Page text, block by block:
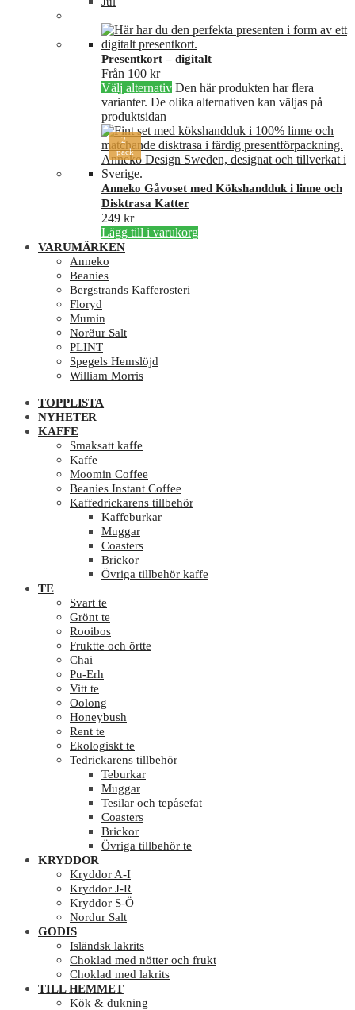
Presentkort – digitalt
Från 100 kr
Välj alternativ Den här produkten har flera
varianter. De olika alternativen kan väljas på
produktsidan
2-
pack
Anneko Gåvoset med Kökshandduk i linne och
Disktrasa Katter
249 kr
Lägg till i varukorg
VARUMÄRKEN
Anneko
Beanies
Bergstrands Kafferosteri
Floryd
Mumin
Norður Salt
PLINT
Spegels Hemslöjd
William Morris
TOPPLISTA
NYHETER
KAFFE
Smaksatt kaffe
Kaffe
Moomin Coffee
Beanies Instant Coffee
Kaffedrickarens tillbehör
Kaffeburkar
Muggar
Coasters
Brickor
Övriga tillbehör kaffe
TE
Svart te
Grönt te
Rooibos
Fruktte och örtte
Chai
Pu-Erh
Vitt te
Oolong
Honeybush
Rent te
Ekologiskt te
Tedrickarens tillbehör
Teburkar
Muggar
Tesilar och tepåsefat
Coasters
Brickor
Övriga tillbehör te
KRYDDOR
Kryddor A-I
Kryddor J-R
Kryddor S-Ö
Nordur Salt
GODIS
Isländsk lakrits
Choklad med nötter och frukt
Choklad med lakrits
TILL HEMMET
Kök & dukning